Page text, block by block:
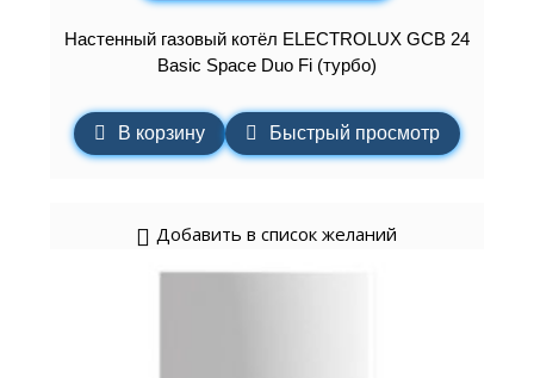
Настенный газовый котёл ELECTROLUX GCB 24
Basic Space Duo Fi (турбо)
В корзину Быстрый просмотр
Добавить в список желаний